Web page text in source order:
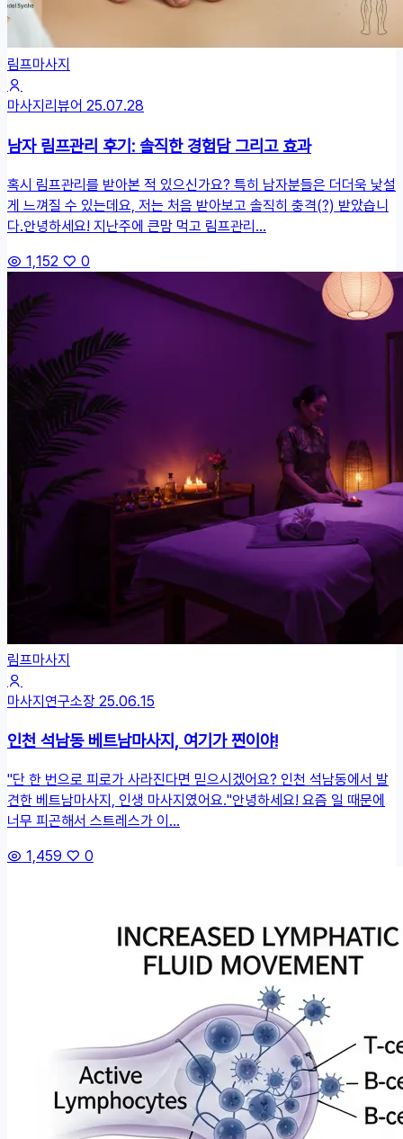
림프마사지
마사지리뷰어 25.07.28
남자 림프관리 후기: 솔직한 경험담 그리고 효과
혹시 림프관리를 받아본 적 있으신가요? 특히 남자분들은 더더욱 낯설
게 느껴질 수 있는데요, 저는 처음 받아보고 솔직히 충격(?) 받았습니
다.안녕하세요! 지난주에 큰맘 먹고 림프관리...
1,152
0
림프마사지
마사지연구소장25.06.15
인천 석남동 베트남마사지, 여기가 찐이야!
"단 한 번으로 피로가 사라진다면 믿으시겠어요? 인천 석남동에서 발
견한 베트남마사지, 인생 마사지였어요."안녕하세요! 요즘 일 때문에
너무 피곤해서 스트레스가 이...
1,459
0